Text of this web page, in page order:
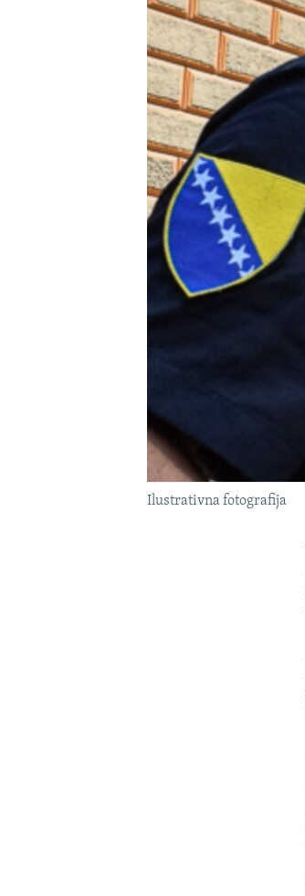
GENOCID U SREBRENICI
POPLAVE I KLIZIŠTA U BIH 2024.
Ilustrativna fotografija